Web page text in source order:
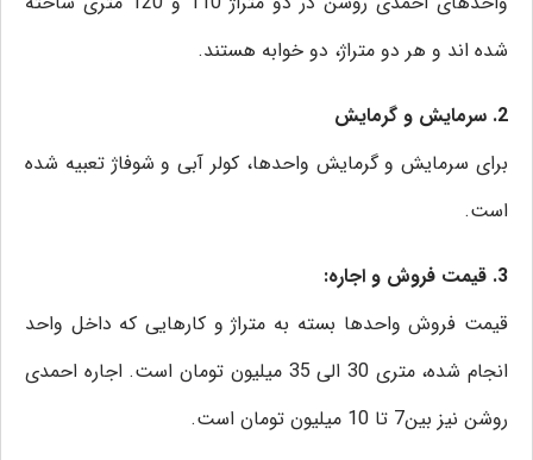
شده اند و هر دو متراژ، دو خوابه هستند.
2. سرمایش و گرمایش
برای سرمایش و گرمایش واحدها، کولر آبی و شوفاژ تعبیه شده
است.
3. قیمت فروش و اجاره:
قیمت فروش واحدها بسته به متراژ و کارهایی که داخل واحد
انجام شده، متری 30 الی 35 میلیون تومان است. اجاره احمدی
روشن نیز بین7 تا 10 میلیون تومان است.